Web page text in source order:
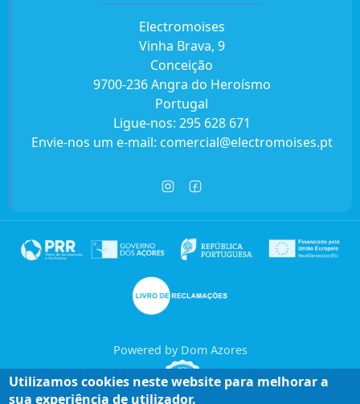
Electromoises
Vinha Brava, 9
Conceição
9700-236 Angra do Heroísmo
Portugal
Ligue-nos: 295 628 671
Envie-nos um e-mail: comercial@electromoises.pt
Powered by Dom Azores
Utilizamos cookies neste website para melhorar a
sua experiência de utilizador.